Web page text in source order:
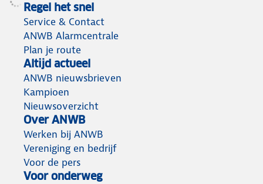
Regel het snel
Service & Contact
ANWB Alarmcentrale
Plan je route
Altijd actueel
ANWB nieuwsbrieven
Kampioen
Nieuwsoverzicht
Over ANWB
Werken bij ANWB
Vereniging en bedrijf
Voor de pers
Voor onderweg